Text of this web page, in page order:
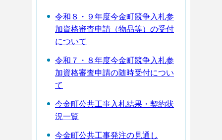
令和８・９年度今金町競争入札参
加資格審査申請（物品等）の受付
について
令和７・８年度今金町競争入札参
加資格審査申請の随時受付につい
て
今金町公共工事入札結果・契約状
況一覧
今金町公共工事発注の見通し